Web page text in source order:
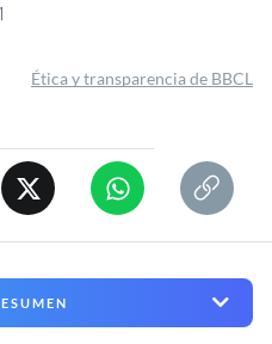
Ética y transparencia de BBCL